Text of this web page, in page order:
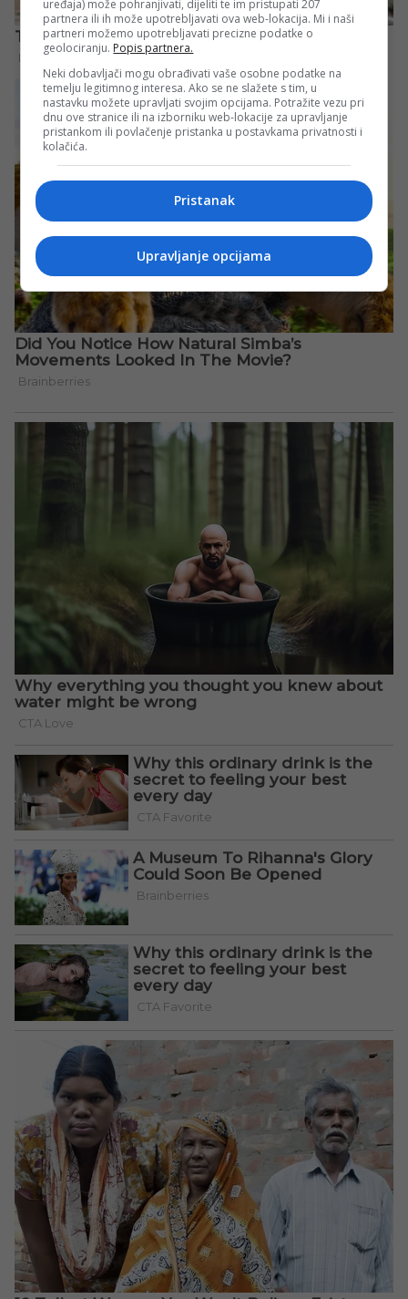
uređaja) može pohranjivati, dijeliti te im pristupati 207
partnera ili ih može upotrebljavati ova web-lokacija. Mi i naši
partneri možemo upotrebljavati precizne podatke o
geolociranju. Popis partnera.
Neki dobavljači mogu obrađivati vaše osobne podatke na
temelju legitimnog interesa. Ako se ne slažete s tim, u
nastavku možete upravljati svojim opcijama. Potražite vezu pri
dnu ove stranice ili na izborniku web-lokacije za upravljanje
pristankom ili povlačenje pristanka u postavkama privatnosti i
kolačića.
Pristanak
Upravljanje opcijama